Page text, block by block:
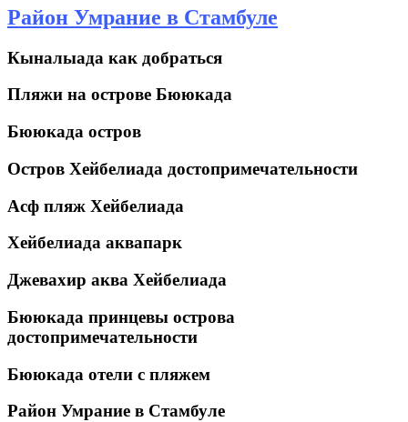
Район Умрание в Стамбуле
Кыналыада как добраться
Пляжи на острове Бююкада
Бююкада остров
Остров Хейбелиада достопримечательности
Асф пляж Хейбелиада
Хейбелиада аквапарк
Джевахир аква Хейбелиада
Бююкада принцевы острова
достопримечательности
Бююкада отели с пляжем
Район Умрание в Стамбуле